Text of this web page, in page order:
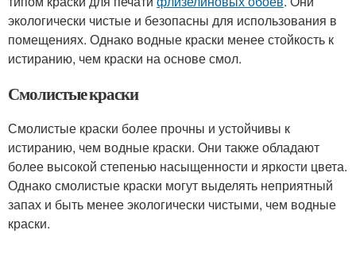
экологически чистые и безопасны для использования в
помещениях. Однако водные краски менее стойкость к
истиранию, чем краски на основе смол.
Смолистые краски
Смолистые краски более прочны и устойчивы к
истиранию, чем водные краски. Они также обладают
более высокой степенью насыщенности и яркости цвета.
Однако смолистые краски могут выделять неприятный
запах и быть менее экологически чистыми, чем водные
краски.